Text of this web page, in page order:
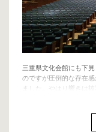
三重県文化会館にも下
のですが圧倒的な存在
ました。やはり響きは抜